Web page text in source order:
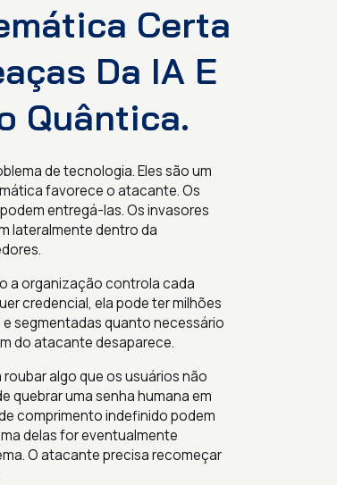
Certa
Da IA E
Quântica.
de tecnologia. Eles são um
favorece o atacante. Os
entregá-las. Os invasores
lateralmente dentro da
a organização controla cada
credencial, ela pode ter milhões
segmentadas quanto necessário
do atacante desaparece.
algo que os usuários não
quebrar uma senha humana em
comprimento indefinido podem
delas for eventualmente
O atacante precisa recomeçar